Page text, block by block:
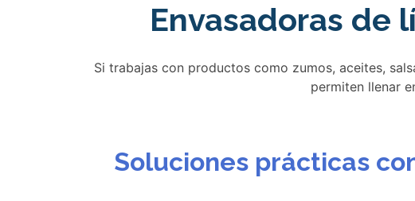
Envasadoras de
Si trabajas con productos como zumos, aceites,
permiten llenar
Soluciones prácticas